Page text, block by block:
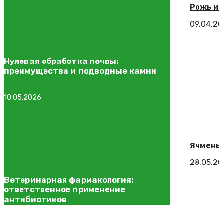
Рожь
Нулевая обработка почвы:
преимущества и подводные камни
10.05.2026
Ветеринарная фармакология:
ответственное применение
антибиотиков